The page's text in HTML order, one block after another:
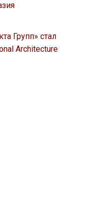
Групп» стал
Architecture